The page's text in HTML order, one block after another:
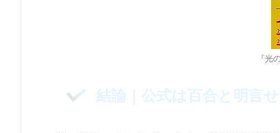
『光
結論｜公式は百合と明言